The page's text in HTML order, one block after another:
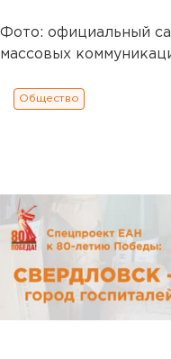
Фото: официальный
массовых
Общество